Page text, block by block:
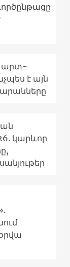
արտ-
է այն
կարևոր